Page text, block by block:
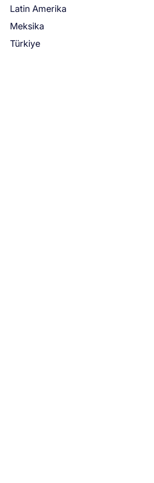
Latin Amerika
Meksika
Türkiye